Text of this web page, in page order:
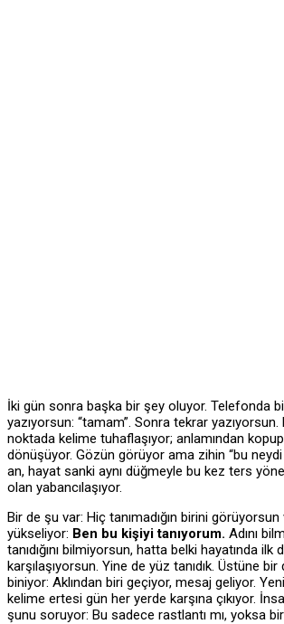
İki gün sonra başka bir şey oluyor. Telefonda
yazıyorsun: “tamam”. Sonra tekrar yazıyorsun.
noktada kelime tuhaflaşıyor; anlamından
dönüşüyor. Gözün görüyor ama zihin “bu
an, hayat sanki aynı düğmeyle bu kez ters yöne
olan yabancılaşıyor.
Bir de şu var: Hiç tanımadığın birini
yükseliyor: Ben bu kişiyi tanıyorum. Adını
tanıdığını bilmiyorsun, hatta belki hayatında ilk
karşılaşıyorsun. Yine de yüz tanıdık. Üstüne
biniyor: Aklından biri geçiyor, mesaj geliyor.
kelime ertesi gün her yerde karşına çıkıyor.
şunu soruyor: Bu sadece rastlantı mı, yoksa